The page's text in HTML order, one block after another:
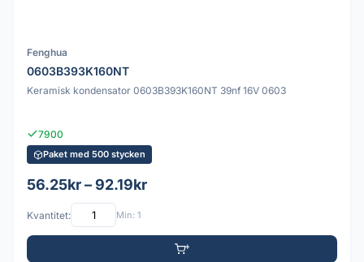
Fenghua
0603B393K160NT
Keramisk kondensator 0603B393K160NT 39nf 16V 0603
7900
Paket med 500 stycken
56.25kr – 92.19kr
Kvantitet: Min: 1